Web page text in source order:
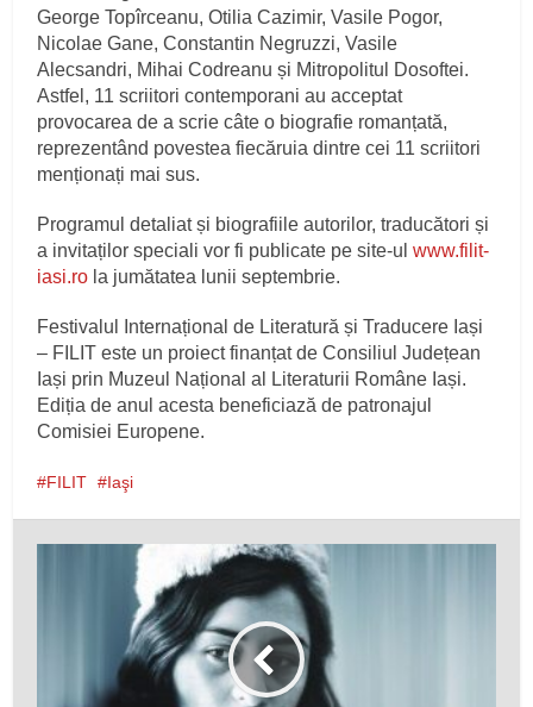
George Topîrceanu, Otilia Cazimir, Vasile Pogor,
Nicolae Gane, Constantin Negruzzi, Vasile
Alecsandri, Mihai Codreanu și Mitropolitul Dosoftei.
Astfel, 11 scriitori contemporani au acceptat
provocarea de a scrie câte o biografie romanțată,
reprezentând povestea fiecăruia dintre cei 11 scriitori
menționați mai sus.
Programul detaliat și biografiile autorilor, traducători și
a invitaților speciali vor fi publicate pe site-ulwww.filit-
iasi.ro la jumătatea lunii septembrie.
Festivalul Internațional de Literatură și Traducere Iași
– FILIT este un proiect finanțat de Consiliul Județean
Iași prin Muzeul Național al Literaturii Române Iași.
Ediția de anul acesta beneficiază de patronajul
Comisiei Europene.
FILIT Iaşi